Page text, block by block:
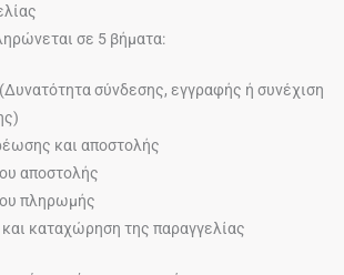
σε 5 βήματα:
σύνδεσης, εγγραφής ή συνέχιση
και αποστολής
αποστολής
πληρωμής
καταχώρηση της παραγγελίας